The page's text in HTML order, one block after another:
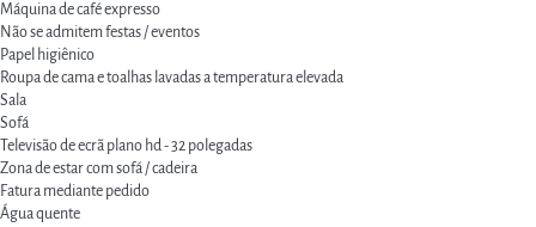
Máquina de café expresso
Não se admitem festas / eventos
Papel higiênico
Roupa de cama e toalhas lavadas a temperatura elevada
Sala
Sofá
Televisão de ecrã plano hd - 32 polegadas
Zona de estar com sofá / cadeira
Fatura mediante pedido
Água quente